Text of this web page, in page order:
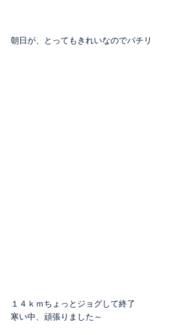
朝日が、とってもきれいなのでパチリ
１４ｋｍちょっとジョグして終了
寒い中、頑張りました～